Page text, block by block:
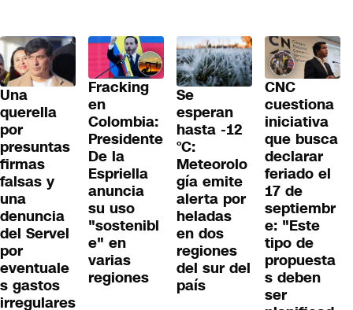
Una
querella
por
presuntas
firmas
falsas y
una
denuncia
del Servel
por
eventuale
s gastos
irregulares
Fracking
en
Colombia:
Presidente
De la
Espriella
anuncia
su uso
"sostenibl
e" en
varias
regiones
Se
esperan
hasta -12
°C:
Meteorolo
gía emite
alerta por
heladas
en dos
regiones
del sur del
país
CNC
cuestiona
iniciativa
que busca
declarar
feriado el
17 de
septiembr
e: "Este
tipo de
propuesta
s deben
ser